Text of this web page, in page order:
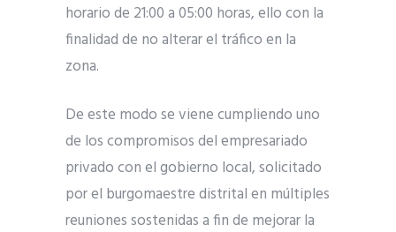
horario de 21:00 a 05:00 horas, ello con la
finalidad de no alterar el tráfico en la
zona.
De este modo se viene cumpliendo uno
de los compromisos del empresariado
privado con el gobierno local, solicitado
por el burgomaestre distrital en múltiples
reuniones sostenidas a fin de mejorar la